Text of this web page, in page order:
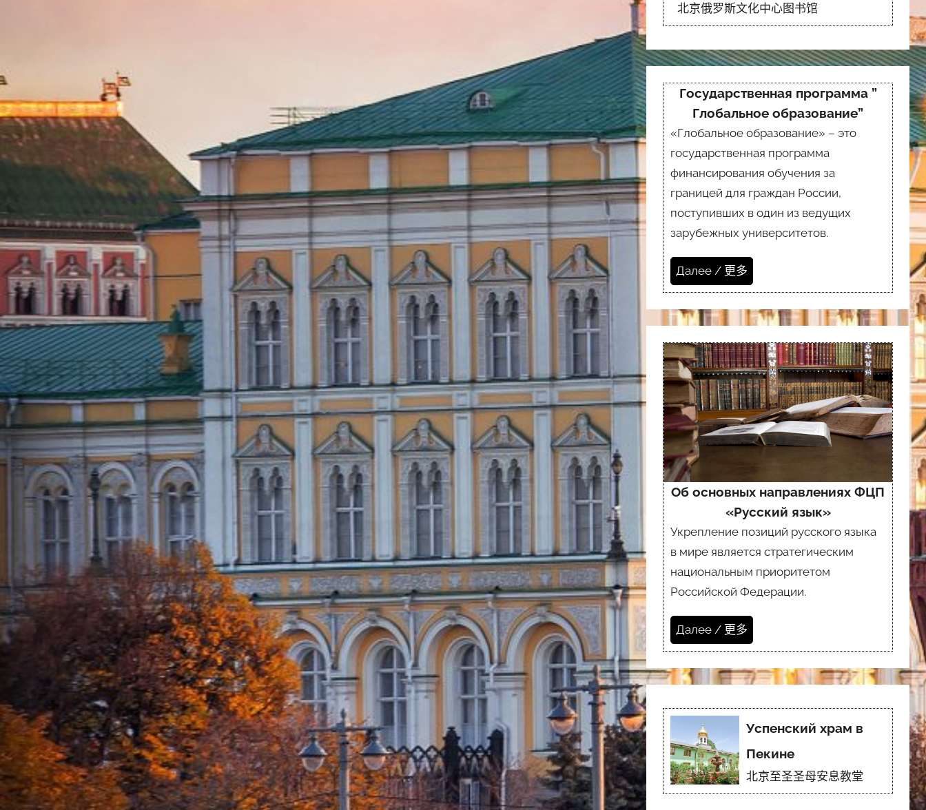
北京俄罗斯文化中心图书馆
Государственная программа ”
Глобальное образование”
«Глобальное образование» – это
государственная программа
финансирования обучения за
границей для граждан России,
поступивших в один из ведущих
зарубежных университетов.
Далее / 更多
Об основных направлениях ФЦП
«Русский язык»
Укрепление позиций русского языка
в мире является стратегическим
национальным приоритетом
Российской Федерации.
Далее / 更多
Успенский храм в
Пекине
北京至圣圣母安息教堂